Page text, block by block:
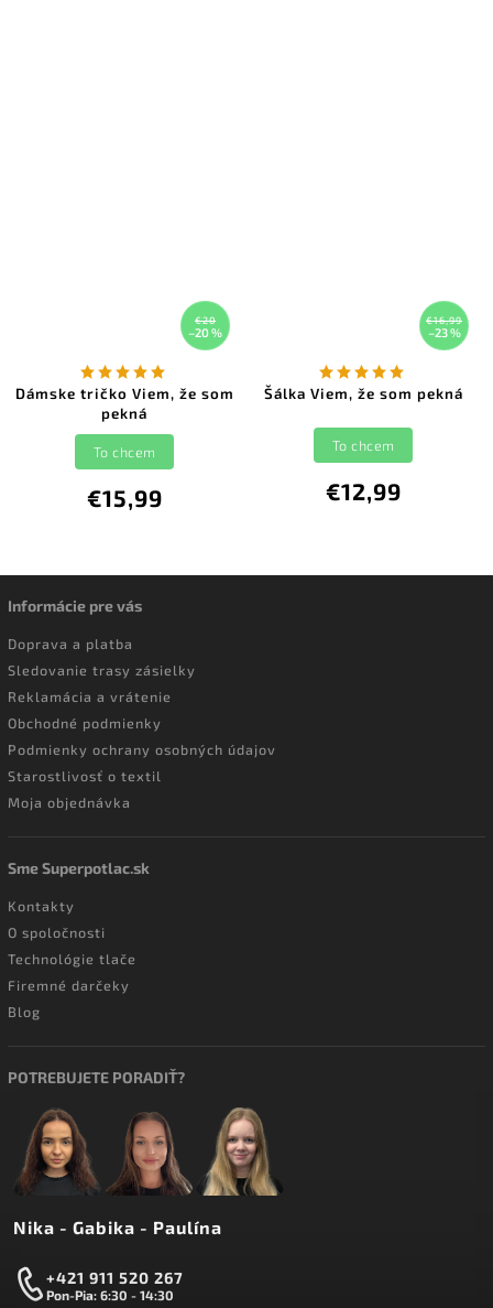
€20
–20 %
Dámske tričko Viem, že som
pekná
€15,99
To chcem
€16,99
–23 %
Šálka Viem, že som pekná
€12,99
To chcem
Informácie pre vás
Doprava a platba
Sledovanie trasy zásielky
Reklamácia a vrátenie
Obchodné podmienky
Podmienky ochrany osobných údajov
Starostlivosť o textil
Moja objednávka
Sme Superpotlac.sk
Kontakty
O spoločnosti
Technológie tlače
Firemné darčeky
Blog
POTREBUJETE PORADIŤ?
Nika - Gabika - Paulína
+421 911 520 267
Pon-Pia: 6:30 - 14:30